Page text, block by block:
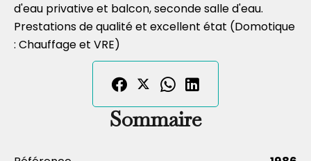
d'eau privative et balcon, seconde salle d'eau.
Prestations de qualité et excellent état (Domotique
: Chauffage et VRE)
Sommaire